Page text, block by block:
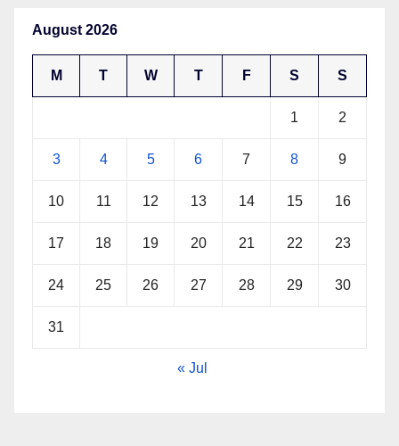
August 2026
M T W T F S S
1 2
3 4 5 6 7 8 9
10 11 12 13 14 15 16
17 18 19 20 21 22 23
24 25 26 27 28 29 30
31
« Jul